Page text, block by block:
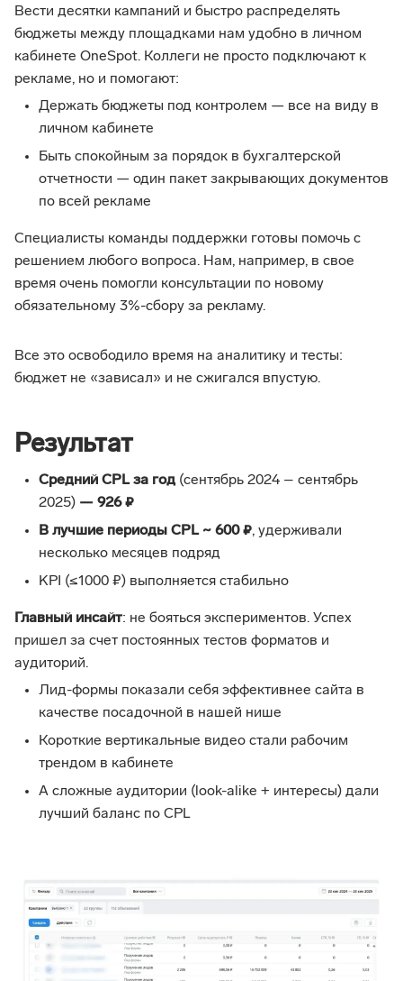
Вести десятки кампаний и быстро распределять
бюджеты между площадками нам удобно в личном
кабинете OneSpot. Коллеги не просто подключают к
рекламе, но и помогают:
Держать бюджеты под контролем — все на виду в
личном кабинете
Быть спокойным за порядок в бухгалтерской
отчетности — один пакет закрывающих документов
по всей рекламе
Специалисты команды поддержки готовы помочь с
решением любого вопроса. Нам, например, в свое
время очень помогли консультации по новому
обязательному 3%-сбору за рекламу.
Все это освободило время на аналитику и тесты:
бюджет не «зависал» и не сжигался впустую.
Результат
Средний CPL за год (сентябрь 2024 – сентябрь
2025) — 926 ₽
В лучшие периоды CPL ~ 600 ₽, удерживали
несколько месяцев подряд
KPI (≤1000 ₽) выполняется стабильно
Главный инсайт: не бояться экспериментов. Успех
пришел за счет постоянных тестов форматов и
аудиторий.
Лид-формы показали себя эффективнее сайта в
качестве посадочной в нашей нише
Короткие вертикальные видео стали рабочим
трендом в кабинете
А сложные аудитории (look-alike + интересы) дали
лучший баланс по CPL